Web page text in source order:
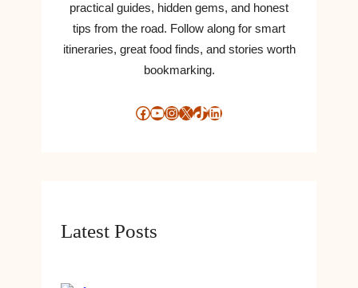
practical guides, hidden gems, and honest
tips from the road. Follow along for smart
itineraries, great food finds, and stories worth
bookmarking.
Facebook YouTube InstagramX TikTok LinkedIn
Latest Posts